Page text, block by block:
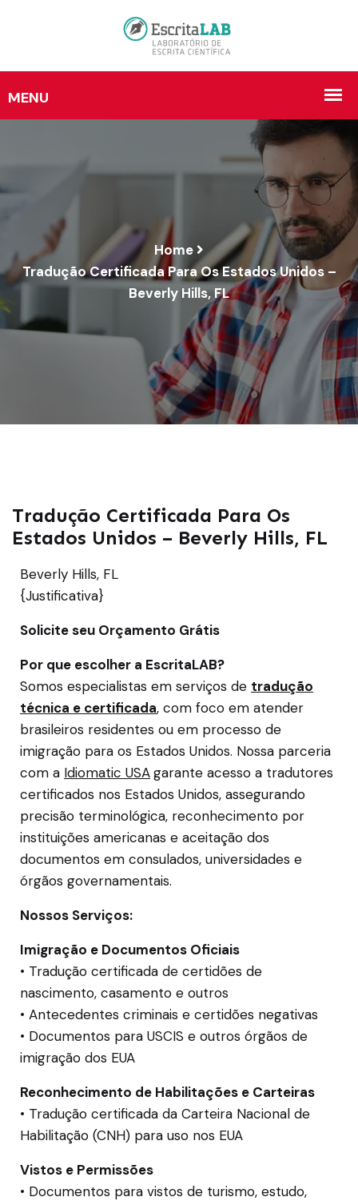
Home
Tradução Certificada Para Os Estados Unidos –
Beverly Hills, FL
Tradução Certificada Para Os
Estados Unidos – Beverly Hills, FL
Beverly Hills, FL
{Justificativa}
Solicite seu Orçamento Grátis
Por que escolher a EscritaLAB?
Somos especialistas em serviços de tradução
técnica e certificada, com foco em atender
brasileiros residentes ou em processo de
imigração para os Estados Unidos. Nossa parceria
com a Idiomatic USAgarante acesso a tradutores
certificados nos Estados Unidos, assegurando
precisão terminológica, reconhecimento por
instituições americanas e aceitação dos
documentos em consulados, universidades e
órgãos governamentais.
Nossos Serviços:
Imigração e Documentos Oficiais
• Tradução certificada de certidões de
nascimento, casamento e outros
• Antecedentes criminais e certidões negativas
• Documentos para USCIS e outros órgãos de
imigração dos EUA
Reconhecimento de Habilitações e Carteiras
• Tradução certificada da Carteira Nacional de
Habilitação (CNH) para uso nos EUA
Vistos e Permissões
• Documentos para vistos de turismo, estudo,